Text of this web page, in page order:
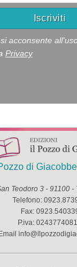
acconsente
Privacy
Pozzo di
Teodoro 3 - 91100 -
Telefono:
Fax:
P.iva:
Email